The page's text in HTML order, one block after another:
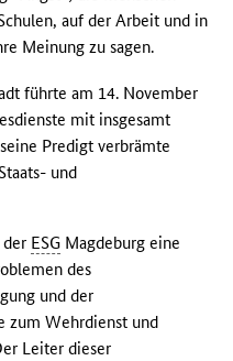
auf der Arbeit und in
Meinung zu sagen.
führte am 14. November
mit insgesamt
Predigt verbrämte
und
ESG Magdeburg eine
des
und der
zum Wehrdienst und
Leiter dieser